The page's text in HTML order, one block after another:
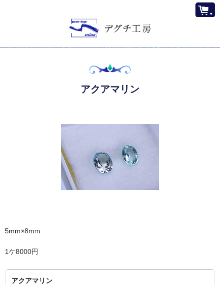
アクアマリン
5mm×8mm
1ケ8000円
アクアマリン